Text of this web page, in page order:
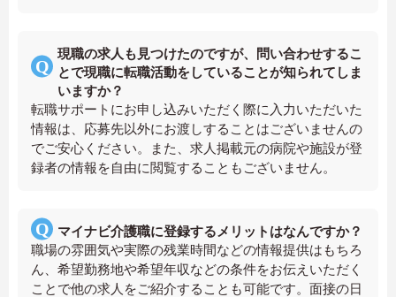
現職の求人も見つけたのですが、問い合わせするこ
とで現職に転職活動をしていることが知られてしま
いますか？
転職サポートにお申し込みいただく際に入力いただいた
情報は、応募先以外にお渡しすることはございませんの
でご安心ください。また、求人掲載元の病院や施設が登
録者の情報を自由に閲覧することもございません。
マイナビ介護職に登録するメリットはなんですか？
職場の雰囲気や実際の残業時間などの情報提供はもちろ
ん、希望勤務地や希望年収などの条件をお伝えいただく
ことで他の求人をご紹介することも可能です。面接の日